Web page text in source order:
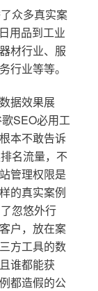
众多真实案
用品到工业
材行业、服
行业等等。
据效果展
SEO必用工
本不敢告诉
名流量，不
管理权限是
的真实案例
忽悠外行
户，放在案
方工具的数
谁都能获
都造假的公